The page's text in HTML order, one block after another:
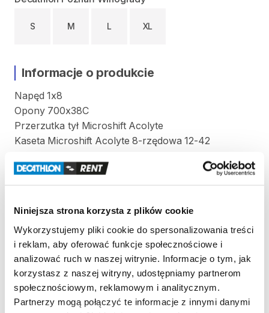
Niniejsza strona korzysta z plików cookie
Wykorzystujemy pliki cookie do spersonalizowania treści
i reklam, aby oferować funkcje społecznościowe i
analizować ruch w naszej witrynie. Informacje o tym, jak
korzystasz z naszej witryny, udostępniamy partnerom
społecznościowym, reklamowym i analitycznym.
Partnerzy mogą połączyć te informacje z innymi danymi
S M L XL
Informacje o produkcie
Napęd 1x8
Opony 700x38C
Przerzutka tył Microshift Acolyte
Kaseta Microshift Acolyte 8-rzędowa 12-42
podwójnymi tłoczkami
Maksymalne obciążenie roweru (użytkownik +
roweru.
Strona produktu w sklepie
Zasady wypożyczenia